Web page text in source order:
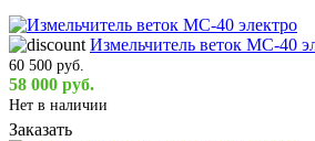
Измельчитель веток MC-40
60 500 руб.
58 000 руб.
Нет в наличии
Заказать